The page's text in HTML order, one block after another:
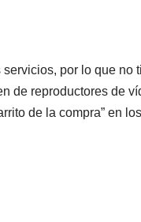
por lo que
de reproductores de
de la compra” en